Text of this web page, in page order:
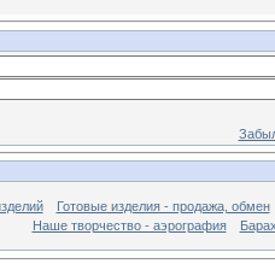
Готовые изделия - продажа, обмен
Наше творчество - аэрография